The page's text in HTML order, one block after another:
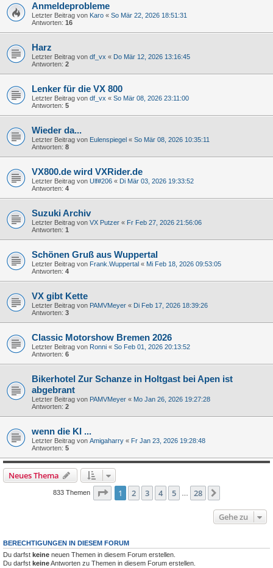
Anmeldeprobleme
Letzter Beitrag von Karo « So Mär 22, 2026 18:51:31
Antworten: 16
Harz
Letzter Beitrag von df_vx « Do Mär 12, 2026 13:16:45
Antworten: 2
Lenker für die VX 800
Letzter Beitrag von df_vx « So Mär 08, 2026 23:11:00
Antworten: 5
Wieder da...
Letzter Beitrag von Eulenspiegel « So Mär 08, 2026 10:35:11
Antworten: 8
VX800.de wird VXRider.de
Letzter Beitrag von Ulf#206 « Di Mär 03, 2026 19:33:52
Antworten: 4
Suzuki Archiv
Letzter Beitrag von VX Putzer « Fr Feb 27, 2026 21:56:06
Antworten: 1
Schönen Gruß aus Wuppertal
Letzter Beitrag von Frank.Wuppertal « Mi Feb 18, 2026 09:53:05
Antworten: 4
VX gibt Kette
Letzter Beitrag von PAMVMeyer « Di Feb 17, 2026 18:39:26
Antworten: 3
Classic Motorshow Bremen 2026
Letzter Beitrag von Ronni « So Feb 01, 2026 20:13:52
Antworten: 6
Bikerhotel Zur Schanze in Holtgast bei Apen ist
abgebrant
Letzter Beitrag von PAMVMeyer « Mo Jan 26, 2026 19:27:28
Antworten: 2
wenn die KI ...
Letzter Beitrag von Amigaharry « Fr Jan 23, 2026 19:28:48
Antworten: 5
Neues Thema
833 Themen Seite 1von 28
1 2 3 4 5 28
Gehe zu
BERECHTIGUNGEN IN DIESEM FORUM
Du darfst keine neuen Themen in diesem Forum erstellen.
Du darfst keineAntworten zu Themen in diesem Forum erstellen.